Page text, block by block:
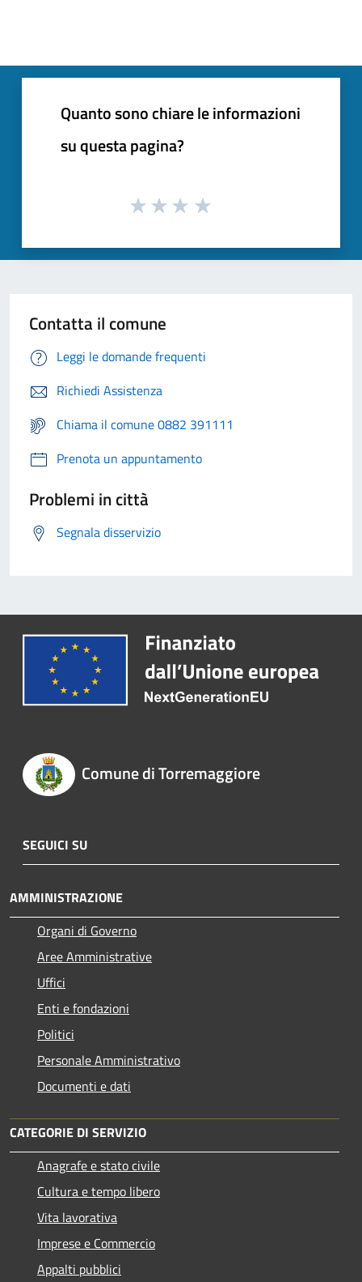
Quanto sono chiare le informazioni
su questa pagina?
Contatta il comune
Leggi le domande frequenti
Richiedi Assistenza
Chiama il comune 0882 391111
Prenota un appuntamento
Problemi in città
Segnala disservizio
Comune di Torremaggiore
SEGUICI SU
AMMINISTRAZIONE
Organi di Governo
Aree Amministrative
Uffici
Enti e fondazioni
Politici
Personale Amministrativo
Documenti e dati
CATEGORIE DI SERVIZIO
Anagrafe e stato civile
Cultura e tempo libero
Vita lavorativa
Imprese e Commercio
Appalti pubblici